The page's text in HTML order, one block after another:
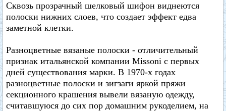
Сквозь прозрачный шелковый шифон виднеются
полоски нижних слоев, что создает эффект едва
заметной клетки.
Разноцветные вязаные полоски - отличительный
признак итальянской компании Missoni с первых
дней существования марки. В 1970-х годах
разноцветные полоски и зигзаги яркой пряжи
секционного крашения вывели вязаную одежду,
считавшуюся до сих пор домашним рукоделием, на